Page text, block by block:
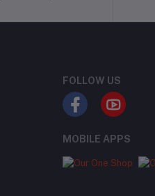
FOLLOW US
MOBILE APPS